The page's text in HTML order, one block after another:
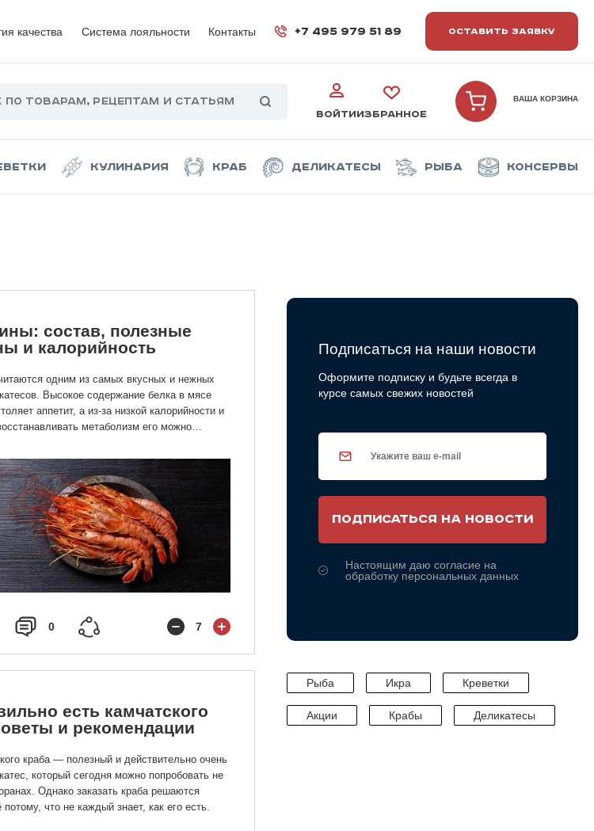
качества Система лояльности Контакты +7 495 979 51 89 ОСТАВИТЬ ЗАЯВКУ
ВОЙТИИЗБРАННОЕ
ВАША КОРЗИНА
Кулинария Краб Деликатесы Рыба Консервы
состав, полезные
и калорийность
одним из самых вкусных и нежных
Высокое содержание белка в мясе
аппетит, а из-за низкой калорийности и
метаболизм его можно
0 7
есть камчатского
и рекомендации
краба — полезный и действительно очень
который сегодня можно попробовать не
Однако заказать краба решаются
что не каждый знает, как его есть.
Подписаться на наши новости
Оформите подписку и будьте всегда в
курсе самых свежих новостей
ПОДПИСАТЬСЯ НА НОВОСТИ
Настоящим даю согласие на
обработку персональных данных
Рыба Икра Креветки
Акции Крабы Деликатесы